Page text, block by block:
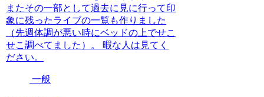
またその一部として過去に見に行って印
象に残ったライブの一覧も作りました
（先週体調が悪い時にベッドの上でせこ
せこ調べてました）。 暇な人は見てく
ださい。
一般